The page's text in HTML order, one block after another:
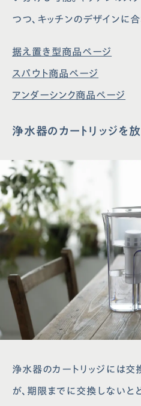
つつ、キッチンのデザインに
据え置き型商品ページ
スパウト商品ページ
アンダーシンク商品ページ
浄水器のカートリッジを
浄水器のカートリッジには
が、期限までに交換しないと